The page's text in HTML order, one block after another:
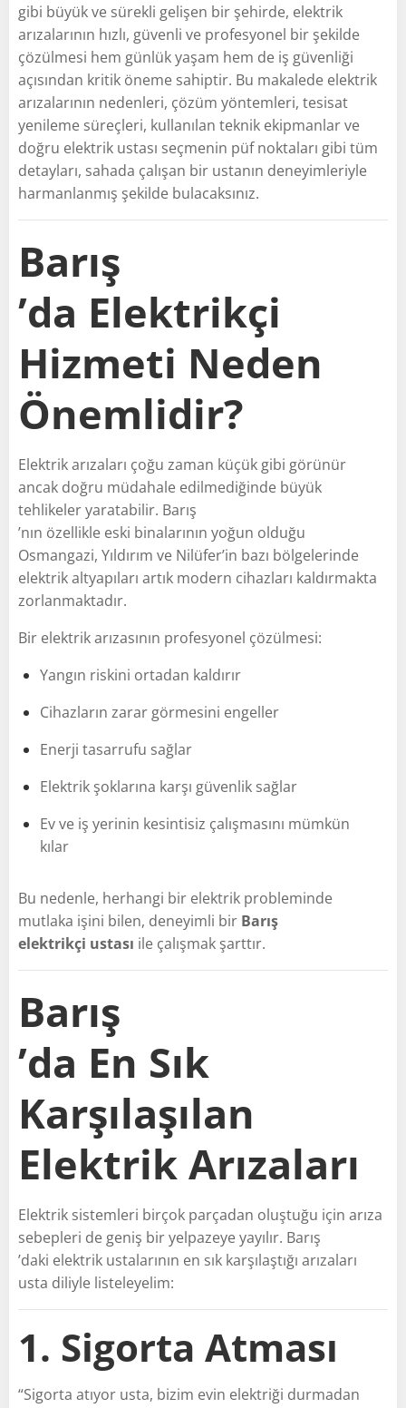
gibi büyük ve sürekli gelişen bir şehirde, elektrik
arızalarının hızlı, güvenli ve profesyonel bir şekilde
çözülmesi hem günlük yaşam hem de iş güvenliği
açısından kritik öneme sahiptir. Bu makalede elektrik
arızalarının nedenleri, çözüm yöntemleri, tesisat
yenileme süreçleri, kullanılan teknik ekipmanlar ve
doğru elektrik ustası seçmenin püf noktaları gibi tüm
detayları, sahada çalışan bir ustanın deneyimleriyle
harmanlanmış şekilde bulacaksınız.
Barış
’da Elektrikçi
Hizmeti Neden
Önemlidir?
Elektrik arızaları çoğu zaman küçük gibi görünür
ancak doğru müdahale edilmediğinde büyük
tehlikeler yaratabilir. Barış
’nın özellikle eski binalarının yoğun olduğu
Osmangazi, Yıldırım ve Nilüfer’in bazı bölgelerinde
elektrik altyapıları artık modern cihazları kaldırmakta
zorlanmaktadır.
Bir elektrik arızasının profesyonel çözülmesi:
Yangın riskini ortadan kaldırır
Cihazların zarar görmesini engeller
Enerji tasarrufu sağlar
Elektrik şoklarına karşı güvenlik sağlar
Ev ve iş yerinin kesintisiz çalışmasını mümkün
kılar
Bu nedenle, herhangi bir elektrik probleminde
mutlaka işini bilen, deneyimli bir Barış
elektrikçi ustası ile çalışmak şarttır.
Barış
’da En Sık
Karşılaşılan
Elektrik Arızaları
Elektrik sistemleri birçok parçadan oluştuğu için arıza
sebepleri de geniş bir yelpazeye yayılır. Barış
’daki elektrik ustalarının en sık karşılaştığı arızaları
usta diliyle listeleyelim:
1. Sigorta Atması
“Sigorta atıyor usta, bizim evin elektriği durmadan